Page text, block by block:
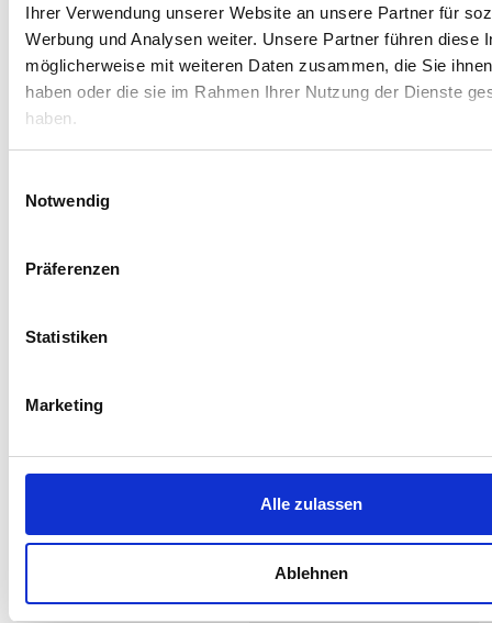
Ihrer Verwendung unserer Website an unsere Partner für
Werbung und Analysen weiter. Unsere Partner führen diese
möglicherweise mit weiteren Daten zusammen, die Sie
haben oder die sie im Rahmen Ihrer Nutzung der Dienste
haben.
Notwendig
Präferenzen
Statistiken
Marketing
Alle zulassen
Ablehnen
Modellkonformität
Rechenfehler
ausführliche telefonische
Besprechung, auf
Wunsch schriftliche
kaufen? Dann benötigen Sie
eine sichere
Berücksichtigung des
die Immobilie überhaupt
Finanzamt